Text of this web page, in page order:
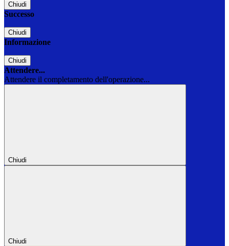
Chiudi
Successo
Chiudi
Informazione
Chiudi
Attendere...
Attendere il completamento dell'operazione...
Chiudi
Chiudi